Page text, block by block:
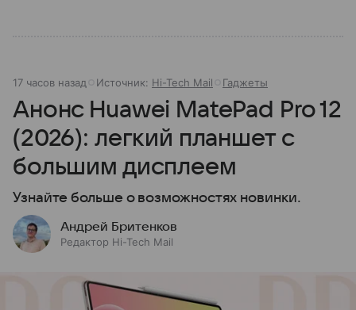
17 часов назад Источник: Hi-Tech Mail Гаджеты
Анонс Huawei MatePad Pro 12
(2026): легкий планшет с
большим дисплеем
Узнайте больше о возможностях новинки.
Андрей Бритенков
Редактор Hi-Tech Mail